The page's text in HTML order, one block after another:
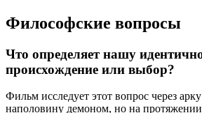
Философские вопросы
Что определяет нашу
происхождение или выбор?
Фильм исследует этот вопрос через
наполовину демоном, но на протяжении